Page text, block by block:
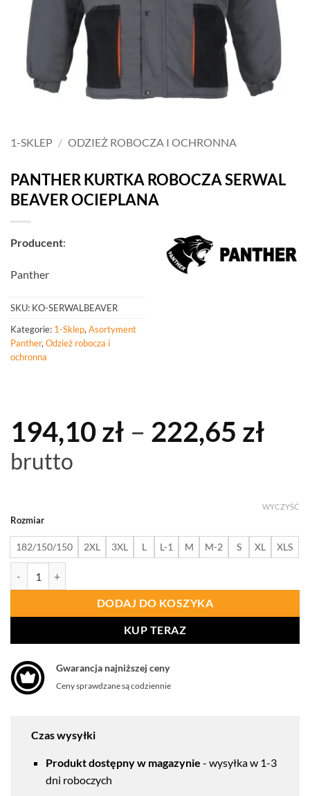
1-SKLEP / ODZIEŻ ROBOCZA I OCHRONNA
PANTHER KURTKA ROBOCZA SERWAL
BEAVER OCIEPLANA
Producent:
Panther
SKU: KO-SERWALBEAVER
Kategorie: 1-Sklep,Asortyment
Panther,Odzież robocza i
ochronna
194,10zł – 222,65 zł
do
brutto
Rozmiar
182/150/150 2XL 3XL L L-1 M M-2 S XL XLS
WYCZYŚĆ
DODAJ DO KOSZYKA
KUP TERAZ
Gwarancja najniższej ceny
Ceny sprawdzane są codziennie
Czas wysyłki
Produkt dostępny w magazynie - wysyłka w 1-3
dni roboczych